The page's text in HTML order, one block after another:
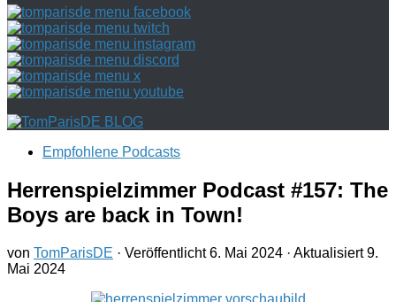
Empfohlene Podcasts
Herrenspielzimmer Podcast #157: The
Boys are back in Town!
von TomParisDE · Veröffentlicht6. Mai 2024 · Aktualisiert9.
Mai 2024